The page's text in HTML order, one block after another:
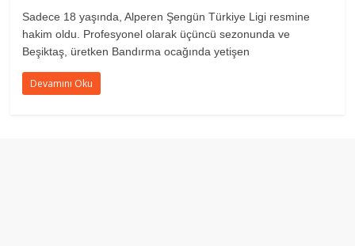
Sadece 18 yaşında, Alperen Şengün Türkiye Ligi resmine
hakim oldu. Profesyonel olarak üçüncü sezonunda ve
Beşiktaş, üretken Bandırma ocağında yetişen
Devamını Oku